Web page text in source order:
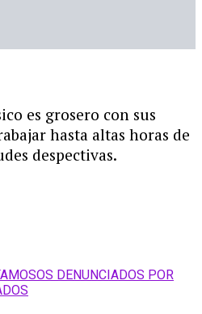
es grosero con sus
hasta altas horas de
despectivas.
DENUNCIADOS POR